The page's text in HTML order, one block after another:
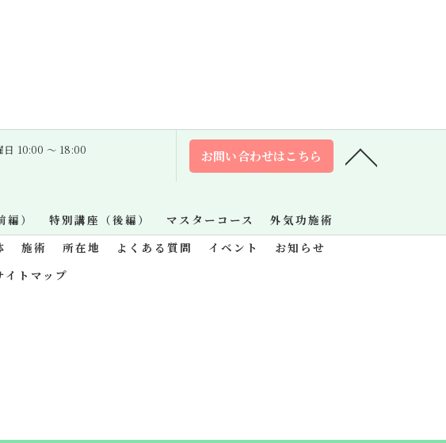
10:00 〜 18:00
お問い合わせはこちら
） 特別講座（後編） マスターコース
外気功施術
施術 所在地 よくある質問 イベント
お知らせ
イトマップ